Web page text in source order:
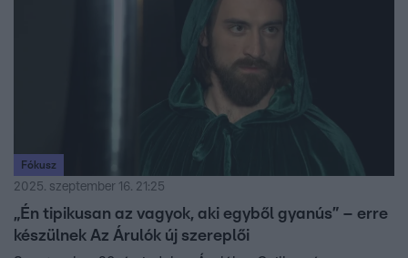
Fókusz
2025. szeptember 16. 21:25
„Én tipikusan az vagyok, aki egyből gyanús” – erre
készülnek Az Árulók új szereplői